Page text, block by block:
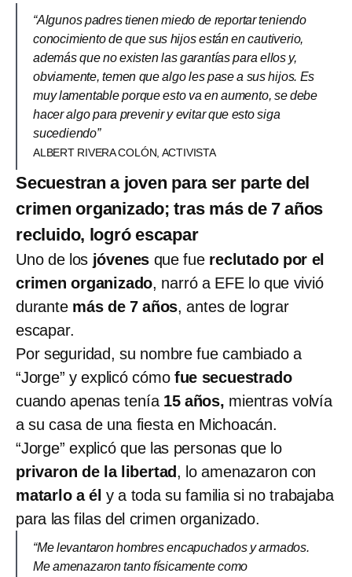
“Algunos padres tienen miedo de reportar teniendo
conocimiento de que sus hijos están en cautiverio,
además que no existen las garantías para ellos y,
obviamente, temen que algo les pase a sus hijos. Es
muy lamentable porque esto va en aumento, se debe
hacer algo para prevenir y evitar que esto siga
sucediendo”
ALBERT RIVERA COLÓN, ACTIVISTA
Secuestran a joven para ser parte del
crimen organizado; tras más de 7 años
recluido, logró escapar
Uno de los jóvenes que fue reclutado por el
crimen organizado, narró a EFE lo que vivió
durante más de 7 años, antes de lograr
escapar.
Por seguridad, su nombre fue cambiado a
“Jorge” y explicó cómo fue secuestrado
cuando apenas tenía15 años, mientras volvía
a su casa de una fiesta en Michoacán.
“Jorge” explicó que las personas que lo
privaron de la libertad, lo amenazaron con
matarlo a él y a toda su familia si no trabajaba
para las filas del crimen organizado.
“Me levantaron hombres encapuchados y armados.
Me amenazaron tanto físicamente como